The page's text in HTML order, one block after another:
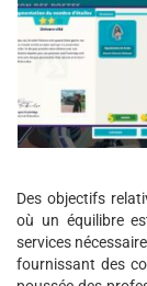
Des objectifs
où un équilibre
services
fournissant des